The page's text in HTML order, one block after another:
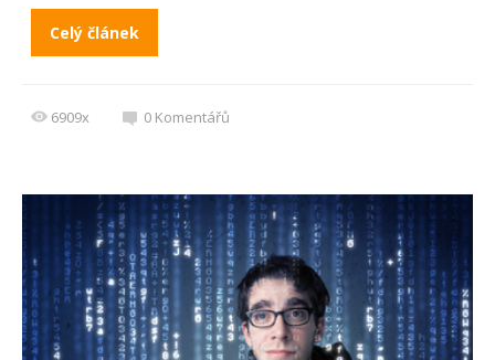
Celý článek
6909x 0 Komentářů